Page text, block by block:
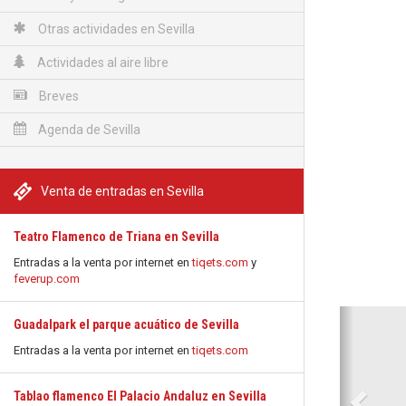
Otras actividades en Sevilla
Actividades al aire libre
Breves
Agenda de Sevilla
Venta de entradas en Sevilla
Teatro Flamenco de Triana en Sevilla
Entradas a la venta por internet entiqets.com y
feverup.com
Guadalpark el parque acuático de Sevilla
Entradas a la venta por internet entiqets.com
Tablao flamenco El Palacio Andaluz en Sevilla